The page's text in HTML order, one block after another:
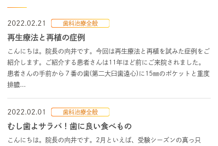
2022.02.21 歯科治療全般
再生療法と再植の症例
こんにちは。院長の向井です。今回は再生療法と再植を試みた症例をご
紹介します。ご紹介する患者さんは11年ほど前にご来院されました。
患者さんの手前から７番の歯(第二大臼歯遠心)に15㎜のポケットと重度
排膿...
2022.02.01 歯科治療全般
むし歯よサラバ！歯に良い食べもの
こんにちは。院長の向井です。2月といえば、受験シーズンの真っ只